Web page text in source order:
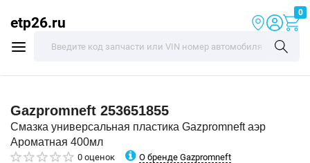
etp26.ru
0
Gazpromneft 253651855
Смазка универсальная пластика Gazpromneft аэр
Ароматная 400мл
0 оценок О бренде Gazpromneft